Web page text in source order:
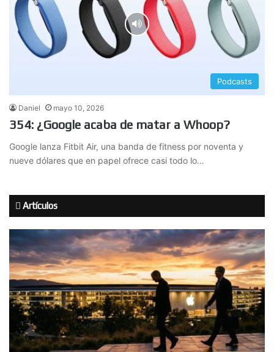
Podcasts
Daniel mayo 10, 2026
354: ¿Google acaba de matar a Whoop?
Google lanza Fitbit Air, una banda de fitness por noventa y
nueve dólares que en papel ofrece casi todo lo…
Artículos